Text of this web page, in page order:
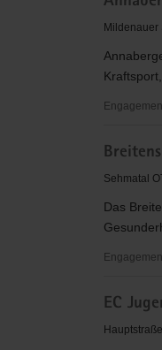
Christus"
Mildenau
&
Mildenauer
e.V.
Sehmatal
Das
Fitness
und
EC